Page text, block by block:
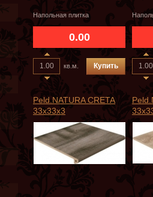
Напольная плитка
0.00
кв.м. Купить
Peld.NATURA CRETA
33x33x3